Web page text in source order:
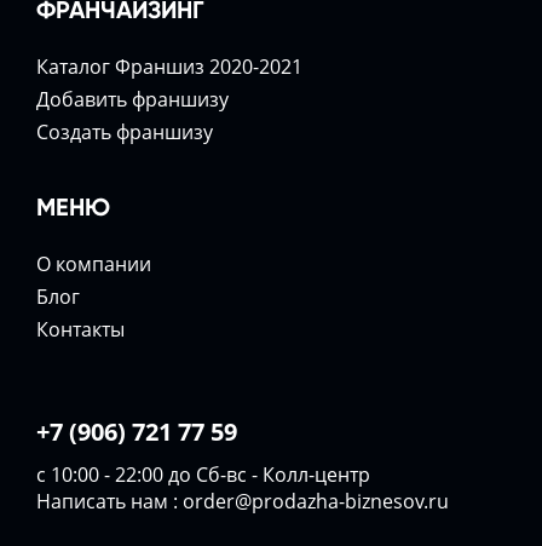
ФРАНЧАЙЗИНГ
Каталог Франшиз 2020-2021
Добавить франшизу
Создать франшизу
МЕНЮ
О компании
Блог
Контакты
+7 (906) 721 77 59
с 10:00 - 22:00 до Сб-вс - Колл-центр
Написать нам : order@prodazha-biznesov.ru